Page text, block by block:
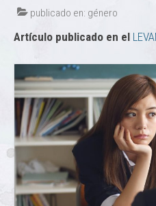
publicado en: género
Artículo publicado en el